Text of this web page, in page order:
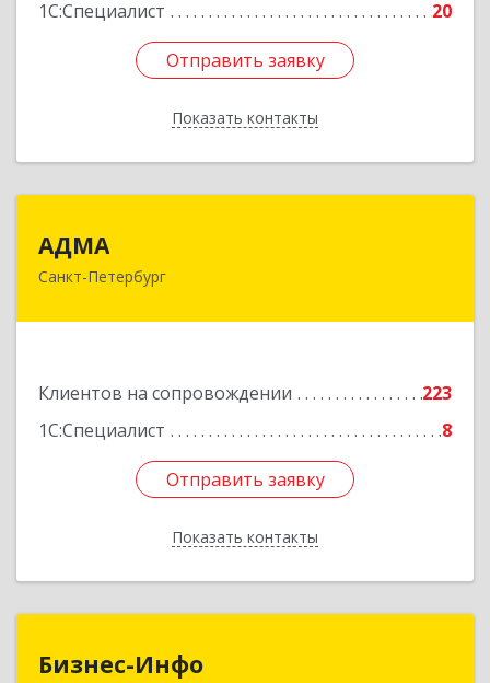
1С:Специалист 20
Отправить заявку
Показать контакты
Отправить заявку
Назад
АДМА
Санкт-Петербург
Клиентов на сопровождении
223
1С:Специалист
8
Отправить заявку
Показать контакты
197349, Санкт-Петербург г, Уточкина ул, дом №
Отправить заявку
Назад
Бизнес-Инфо